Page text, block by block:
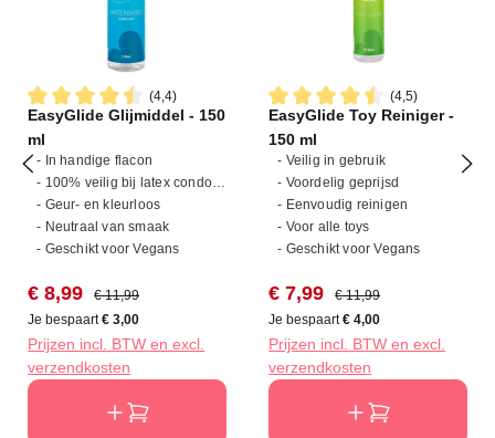
(4,4)
Gemiddelde waardering van 4.4 van 5 sterren
EasyGlide Glijmiddel - 150
ml
- In handige flacon
- 100% veilig bij latex condooms
- Geur- en kleurloos
- Neutraal van smaak
- Geschikt voor Vegans
Verkoopprijs:
€ 8,99 Normale prijs:
€ 11,99
Je bespaart€ 3,00
Prijzen incl. BTW en excl.
verzendkosten
(4,5)
Gemiddelde waardering van
EasyGlide Toy Reiniger -
150 ml
- Veilig in gebruik
- Voordelig geprijsd
- Eenvoudig reinigen
- Voor alle toys
- Geschikt voor Vegans
Verkoopprijs:
€ 7,99 Normale prijs:
€ 11,99
Je bespaart€ 4,00
Prijzen incl. BTW en excl.
verzendkosten